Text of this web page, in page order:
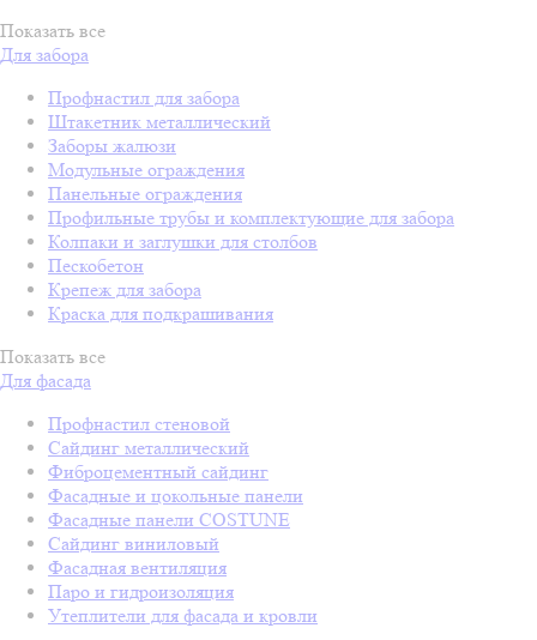
Показать все
Для забора
Профнастил для забора
Штакетник металлический
Заборы жалюзи
Модульные ограждения
Панельные ограждения
Профильные трубы и комплектующие для забора
Колпаки и заглушки для столбов
Пескобетон
Крепеж для забора
Краска для подкрашивания
Показать все
Для фасада
Профнастил стеновой
Сайдинг металлический
Фиброцементный сайдинг
Фасадные и цокольные панели
Фасадные панели COSTUNE
Сайдинг виниловый
Фасадная вентиляция
Паро и гидроизоляция
Утеплители для фасада и кровли